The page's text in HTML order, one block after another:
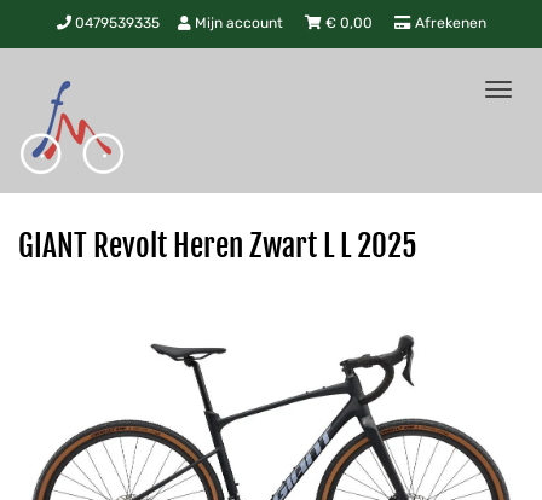
0479539335 Mijn account € 0,00 Afrekenen
GIANT Revolt Heren Zwart L L 2025